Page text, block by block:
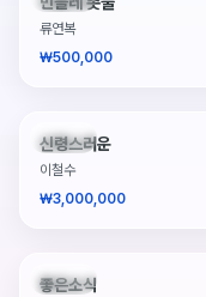
류연복
₩500,000
판매중
신령스러운
이철수
₩3,000,000
판매중
좋은소식